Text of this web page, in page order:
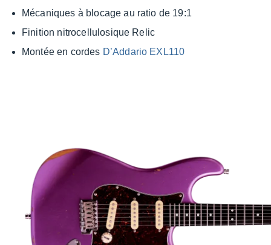
Méca­niques à blocage au ratio de 19:1
Fini­tion nitro­cel­lu­lo­sique Relic
Montée en cordes D’Ad­da­rio EXL110